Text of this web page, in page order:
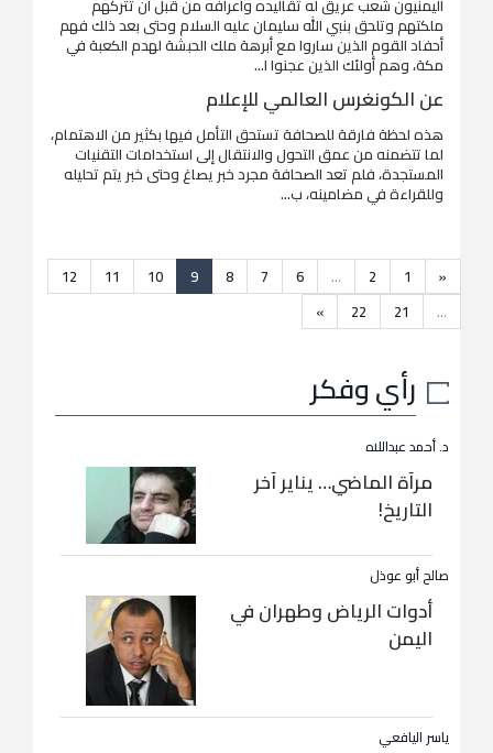
اليمنيون شعب عريق له تقاليده وأعرافه من قبل أن تتركهم
ملكتهم وتلحق بنبي الله سليمان عليه السلام وحتى بعد ذلك فهم
أحفاد القوم الذين ساروا مع أبرهة ملك الحبشة لهدم الكعبة في
مكة، وهم أولئك الذين عجنوا ا...
عن الكونغرس العالمي للإعلام
هذه لحظة فارقة للصحافة تستحق التأمل فيها بكثير من الاهتمام،
لما تتضمنه من عمق التحول والانتقال إلى استخدامات التقنيات
المستجدة، فلم تعد الصحافة مجرد خبر يصاغ وحتى خبر يتم تحليله
وللقراءة في مضامينه، ب...
«
1
2
...
6
7
8
9
10
11
12
...
21
22
»
رأي وفكر
د. أحمد عبداللاه
مرآة الماضي… يناير آخر
التاريخ!
صالح أبو عوذل
أدوات الرياض وطهران في
اليمن
ياسر اليافعي